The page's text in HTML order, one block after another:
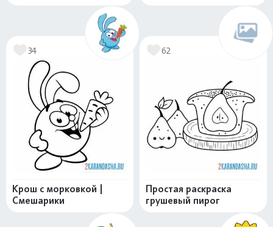
34
Крош с морковкой |
Смешарики
62
Простая раскраска
грушевый пирог